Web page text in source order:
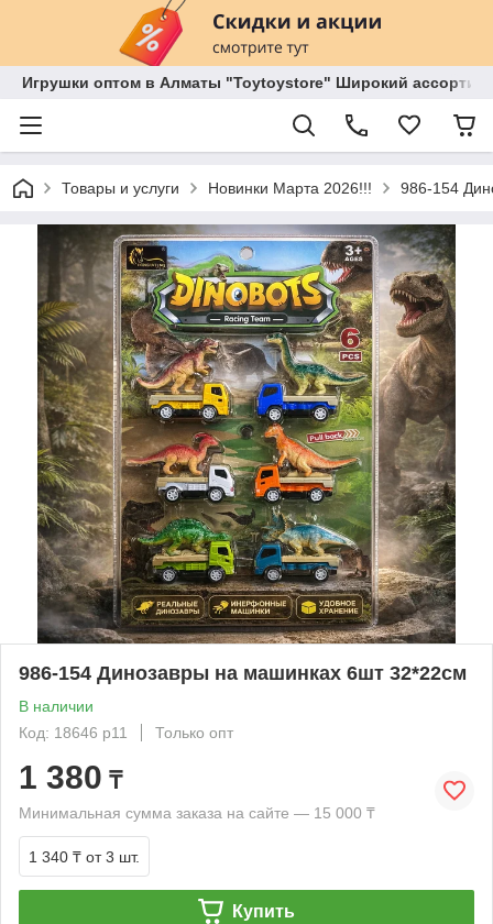
Игрушки оптом в Алматы "Toytoystore" Широкий
Товары и услуги Новинки Марта 2026!!! 986-154
986-154 Динозавры на машинках 6шт 32*22см
В наличии
Код: 18646 р11
Только опт
1 380 ₸
Минимальная сумма заказа на сайте — 15 000 ₸
1 340 ₸ от 3 шт.
Купить